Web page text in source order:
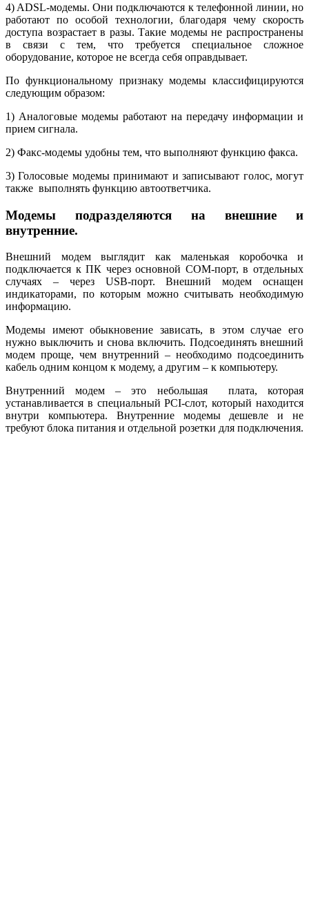
4) ADSL-модемы. Они подключаются к телефонной линии, но
работают по особой технологии, благодаря чему скорость
доступа возрастает в разы. Такие модемы не распространены
в связи с тем, что требуется специальное сложное
оборудование, которое не всегда себя оправдывает.
По функциональному признаку модемы классифицируются
следующим образом:
1) Аналоговые модемы работают на передачу информации и
прием сигнала.
2) Факс-модемы удобны тем, что выполняют функцию факса.
3) Голосовые модемы принимают и записывают голос, могут
также выполнять функцию автоответчика.
Модемы подразделяются на внешние и
внутренние.
Внешний модем выглядит как маленькая коробочка и
подключается к ПК через основной COM-порт, в отдельных
случаях – через USB-порт. Внешний модем оснащен
индикаторами, по которым можно считывать необходимую
информацию.
Модемы имеют обыкновение зависать, в этом случае его
нужно выключить и снова включить. Подсоединять внешний
модем проще, чем внутренний – необходимо подсоединить
кабель одним концом к модему, а другим – к компьютеру.
Внутренний модем – это небольшая плата, которая
устанавливается в специальный PCI-слот, который находится
внутри компьютера. Внутренние модемы дешевле и не
требуют блока питания и отдельной розетки для подключения.